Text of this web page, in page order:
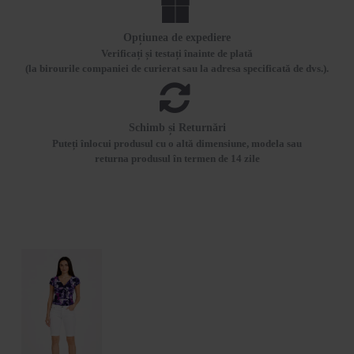
Opțiunea de expediere
Verificați și testați înainte de plată
(la birourile companiei de curierat sau la adresa specificată de dvs.).
Schimb și Returnări
Puteți înlocui produsul cu o altă dimensiune, modela sau
returna produsul în termen de 14 zile